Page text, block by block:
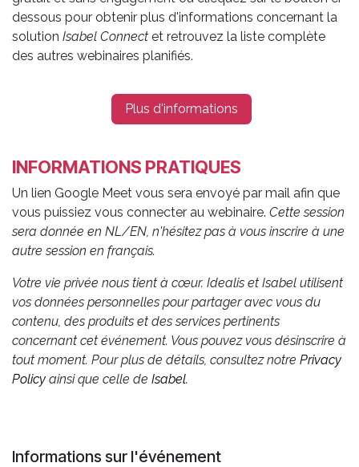
dessous pour obtenir plus d'informations concernant la
solution Isabel Connect et retrouvez la liste complète
des autres webinaires planifiés.
Plus d'informations
INFORMATIONS PRATIQUES
Un lien Google Meet vous sera envoyé par mail afin que
vous puissiez vous connecter au webinaire. Cette session
sera donnée en NL/EN, n'hésitez pas à vous inscrire à une
autre session en français.
Votre vie privée nous tient à cœur. Idealis et Isabel utilisent
vos données personnelles pour partager avec vous du
contenu, des produits et des services pertinents
concernant cet événement. Vous pouvez vous désinscrire à
tout moment. Pour plus de détails, consultez notre Privacy
Policy ainsi que celle de Isabel.
Informations sur l'événement